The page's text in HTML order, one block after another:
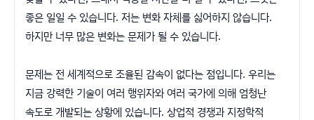
좋은 일일 수 있습니다. 저는 변화 자체를 싫어하지 않습니다.
하지만 너무 많은 변화는 문제가 될 수 있습니다.
문제는 전 세계적으로 조율된 감속이 없다는 점입니다. 우리는
지금 강력한 기술이 여러 행위자와 여러 국가에 의해 엄청난
속도로 개발되는 상황에 있습니다. 상업적 경쟁과 지정학적